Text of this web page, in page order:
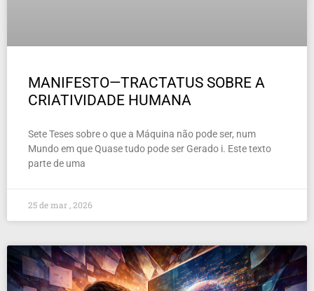
MANIFESTO—TRACTATUS SOBRE A
CRIATIVIDADE HUMANA
Sete Teses sobre o que a Máquina não pode ser, num
Mundo em que Quase tudo pode ser Gerado i. Este texto
parte de uma
25 de mar , 2026